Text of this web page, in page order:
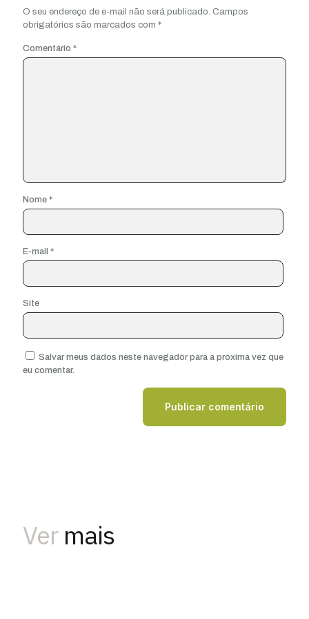
O seu endereço de e-mail não será publicado. Campos
obrigatórios são marcados com *
Comentário *
Nome *
E-mail *
Site
Salvar meus dados neste navegador para a próxima vez que
eu comentar.
Ver mais